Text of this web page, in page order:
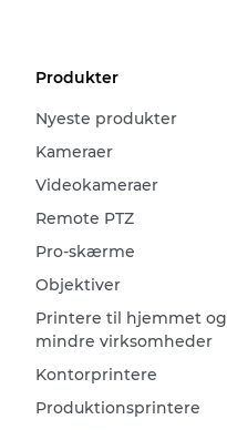
Produkter
Nyeste produkter
Kameraer
Videokameraer
Remote PTZ
Pro-skærme
Objektiver
Printere til hjemmet og
mindre virksomheder
Kontorprintere
Produktionsprintere